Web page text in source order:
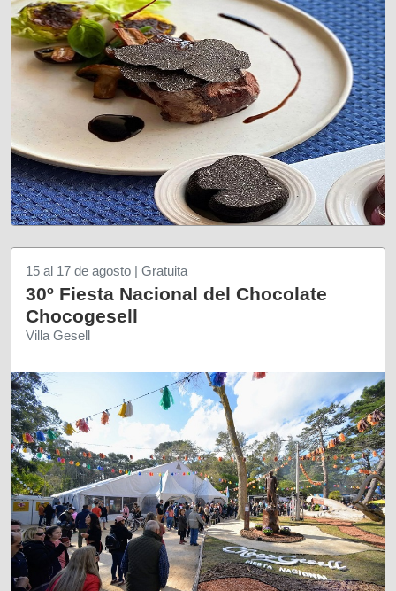
15 al 17 de agosto | Gratuita
30º Fiesta Nacional del Chocolate
Chocogesell
Villa Gesell